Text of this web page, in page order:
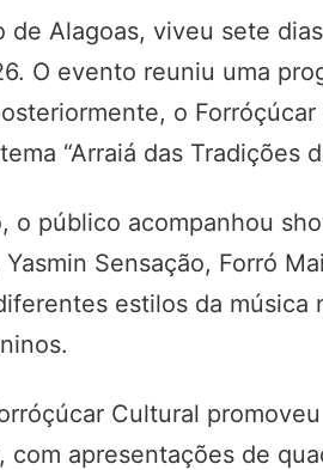
de Alagoas, viveu sete
O evento reuniu uma
o
“Arraiá das Tradições
o público acompanhou
Sensação, Forró
estilos da música
Cultural
com apresentações de